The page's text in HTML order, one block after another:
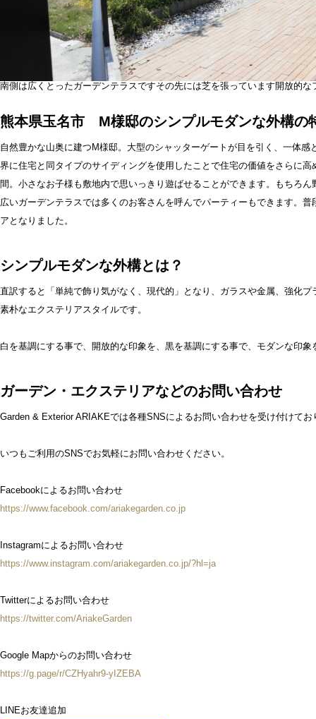
南側は広くとったガーデンテラスですその先には芝を張っています開放的
熊本県玉名市 M様邸のシンプルモダンな外構の
自然豊かな山奥に建つM様邸。大型のシャッターゲートが目を引く、一体
界に住宅と同タイプのサイディングを使用したことで住宅の価値をさらに
間。小さなお子様も敷地内で思いっきり遊ばせることができます。もちろ
広いガーデンテラスでは多くのお客さんを呼んでパーティーもできます。
アとなりました。
シンプルモダンな外構とは？
直訳すると「単純で飾り気がなく、現代的」となり、ガラスや金属、強化
素朴なエクステリアスタイルです。
白を基調にする事で、開放的な印象を、黒を基調にする事で、モダンな印象
ガーデン・エクステリアなどのお問い合わせ
Garden & Exterior ARIAKEでは各種SNSによるお問い合わせを受け付けてお
いつもご利用のSNSでお気軽にお問い合わせください。
Facebookによるお問い合わせ
https://www.facebook.com/ariakegarden.co.jp
Instagramによるお問い合わせ
https://www.instagram.com/ariakegarden.co.jp/?hl=ja
Twitterによるお問い合わせ
https://twitter.com/AriakeGarden
Google Mapからのお問い合わせ
https://g.page/r/CZHyahr9-yIZEBA
LINEお友達追加